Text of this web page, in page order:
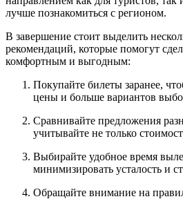
лучше познакомиться с регионом.
В завершение стоит выделить
рекомендаций, которые помогут
комфортным и выгодным:
Покупайте билеты заранее,
цены и больше вариантов
Сравнивайте предложения
учитывайте не только
Выбирайте удобное время
минимизировать усталость и
Обращайте внимание на